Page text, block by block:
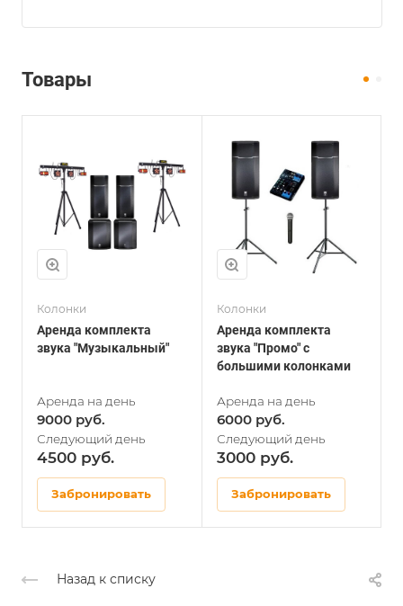
Товары
Колонки
Аренда комплекта
звука "Музыкальный"
9000
4500
Забронировать
Колонки
Аренда комплекта
звука "Промо" с
большими колонками
6000
3000
Забронировать
Назад к списку